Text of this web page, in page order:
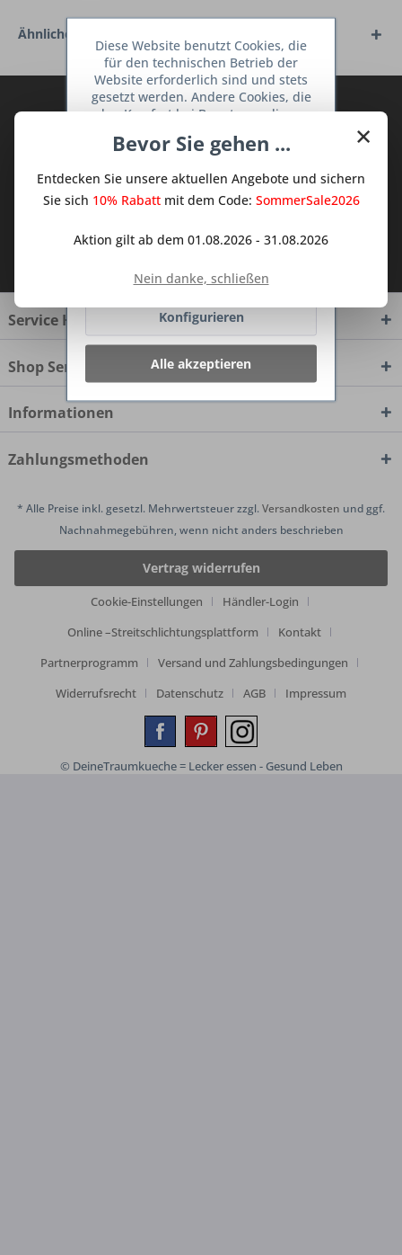
Ähnliche Artikel
Abonnieren Sie den kostenlosen Deine
Sie keine Neuigkeit oder Aktion mehr aus
Ich habe dieDatenschutzbestimmungen
Service Hotline
Shop Service
Informationen
Zahlungsmethoden
* Alle Preise inkl. gesetzl. Mehrwertsteuer zzgl.Versandkosten und ggf.
Nachnahmegebühren, wenn nicht anders beschrieben
Vertrag widerrufen
Cookie-Einstellungen
Händler-Login
Online –Streitschlichtungsplattform
Kontakt
Partnerprogramm
Versand und Zahlungsbedingungen
Widerrufsrecht
Datenschutz AGB Impressum
© DeineTraumkueche = Lecker essen - Gesund Leben
×
Bevor Sie gehen ...
Entdecken Sie unsere aktuellen Angebote und sichern
Sie sich 10% Rabattmit dem Code: SommerSale2026
Aktion gilt ab dem 01.08.2026 - 31.08.2026
Nein danke, schließen
Diese Website benutzt Cookies, die
für den technischen Betrieb der
Website erforderlich sind und stets
gesetzt werden. Andere Cookies, die
den Komfort bei Benutzung dieser
dienen oder die Interaktion mit
Netzwerken vereinfachen sollen,
werden nur mit Ihrer Zustimmung
Ablehnen
Konfigurieren
Alle akzeptieren